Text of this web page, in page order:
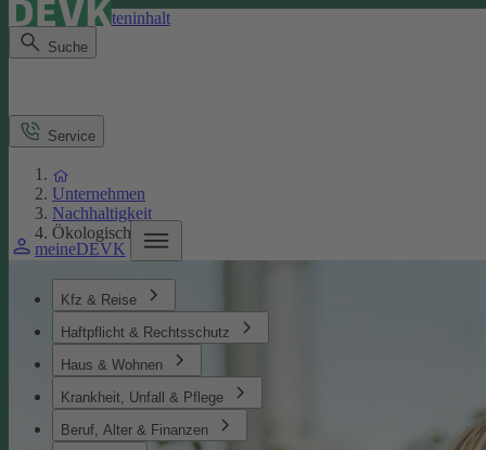
Direkt zum Seiteninhalt
Suche
meineDEVK
Kfz & Reise
Haftpflicht & Rechtsschutz
Haus & Wohnen
Krankheit, Unfall & Pflege
Beruf, Alter & Finanzen
Service
Unternehmen
Nachhaltigkeit
Ökologisches